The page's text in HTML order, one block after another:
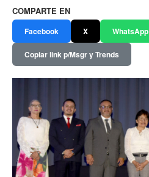
COMPARTE EN
Facebook X WhatsApp
Copiar link p/Msgr y Trends